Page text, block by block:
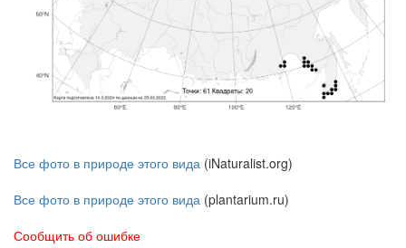
Все фото в природе этого вида (iNaturalist.org)
Все фото в природе этого вида (plantarium.ru)
Сообщить об ошибке